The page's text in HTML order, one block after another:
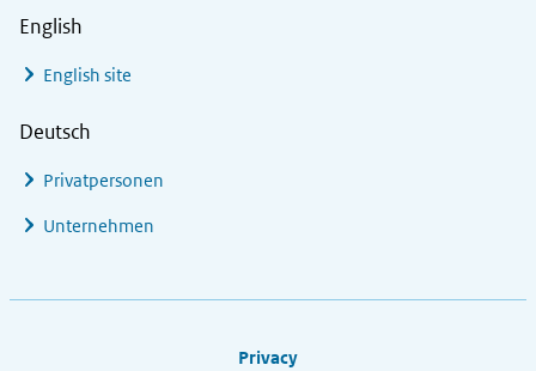
English
English site
Deutsch
Privatpersonen
Unternehmen
Privacy